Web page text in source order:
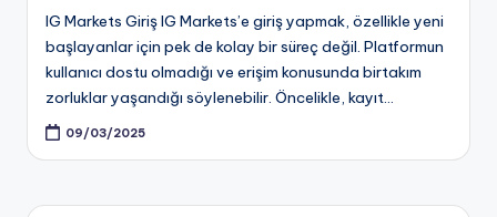
IG Markets Giriş IG Markets’e giriş yapmak, özellikle yeni
başlayanlar için pek de kolay bir süreç değil. Platformun
kullanıcı dostu olmadığı ve erişim konusunda birtakım
zorluklar yaşandığı söylenebilir. Öncelikle, kayıt…
09/03/2025